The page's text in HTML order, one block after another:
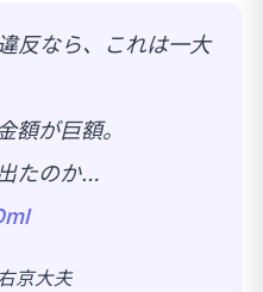
反なら、これは一大
額が巨額。
たのか…
京大夫